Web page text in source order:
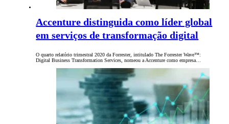
Accenture distinguida como líder global
em serviços de transformação digital
O quarto relatório trimestral 2020 da Forrester, intitulado The Forrester Wave™:
Digital Business Transformation Services, nomeou a Accenture como empresa…